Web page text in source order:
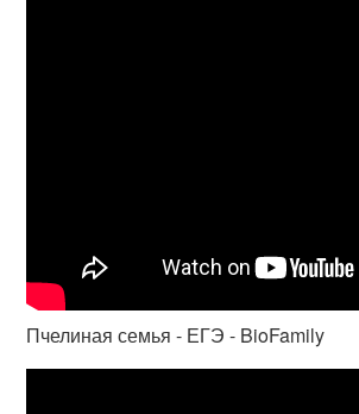
Пчелиная семья - ЕГЭ - BioFamily